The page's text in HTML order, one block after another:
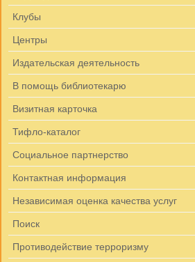
Клубы
Центры
Издательская деятельность
В помощь библиотекарю
Визитная карточка
Тифло-каталог
Социальное партнерство
Контактная информация
Независимая оценка качества услуг
Поиск
Противодействие терроризму